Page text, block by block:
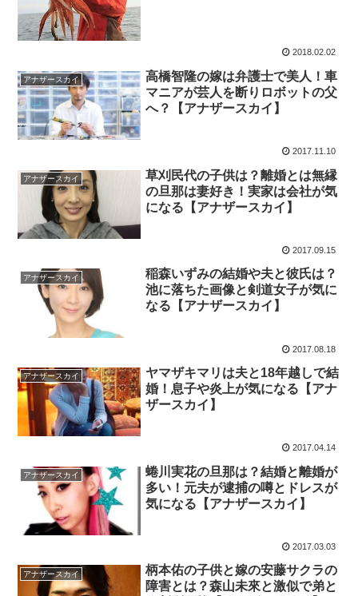
2018.02.02
アナザースカイ
高橋智隆の嫁は弁護士で美人！車
マニアが芸人を断りロボットの父
へ？【アナザースカイ】
2017.11.10
アナザースカイ
草刈民代の子供は？離婚とは無縁
の旦那は妻好き！実家は会社が気
になる【アナザースカイ】
2017.09.15
アナザースカイ
稲森いずみの結婚や夫と彼氏は？
池に落ちた画像と剣道女子が気に
なる【アナザースカイ】
2017.08.18
アナザースカイ
ヤマザキマリは夫と18年越しで結
婚！息子や炎上が気になる【アナ
ザースカイ】
2017.04.14
アナザースカイ
蜷川実花の旦那は？結婚と離婚が
多い！元夫が逮捕の噂とドレスが
気になる【アナザースカイ】
2017.03.03
アナザースカイ
柄本佑の子供と嫁の安藤サクラの
障害とは？森山未來と激似で弟と